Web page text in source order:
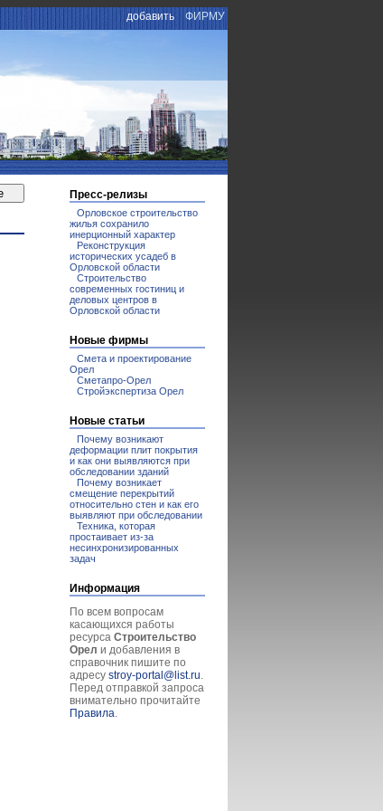
добавить ФИРМУ
Пресс-релизы
Орловское строительство
жилья сохранило
инерционный характер
Реконструкция
исторических усадеб в
Орловской области
Строительство
современных гостиниц и
деловых центров в
Орловской области
Новые фирмы
Смета и проектирование
Орел
Сметапро-Орел
Стройэкспертиза Орел
Новые статьи
Почему возникают
деформации плит покрытия
и как они выявляются при
обследовании зданий
Почему возникает
смещение перекрытий
относительно стен и как его
выявляют при обследовании
Техника, которая
простаивает из-за
несинхронизированных
задач
Информация
По всем вопросам
касающихся работы
ресурса Строительство
Орел и добавления в
справочник пишите по
адресу stroy-portal@list.ru.
Перед отправкой запроса
внимательно прочитайте
Правила.